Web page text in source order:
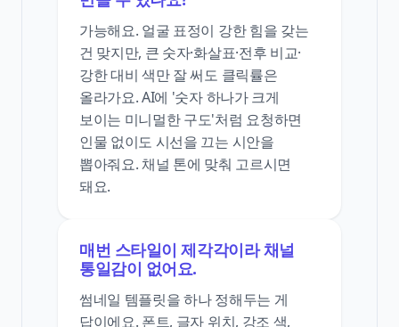
가능해요. 얼굴 표정이 강한 힘을 갖는
건 맞지만, 큰 숫자·화살표·전후 비교·
강한 대비 색만 잘 써도 클릭률은
올라가요. AI에 '숫자 하나가 크게
보이는 미니멀한 구도'처럼 요청하면
인물 없이도 시선을 끄는 시안을
뽑아줘요. 채널 톤에 맞춰 고르시면
돼요.
매번 스타일이 제각각이라 채널
통일감이 없어요.
썸네일 템플릿을 하나 정해두는 게
답이에요. 폰트, 글자 위치, 강조 색,